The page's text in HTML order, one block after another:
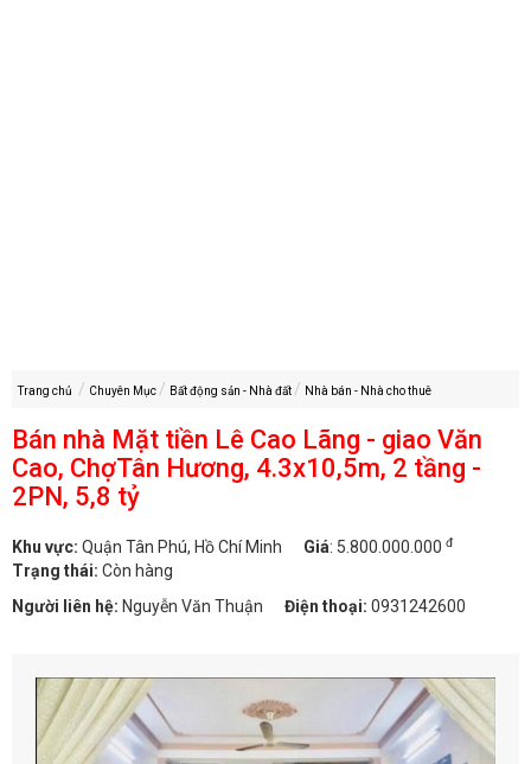
Trang chủ Chuyên Mục Bất động sản - Nhà đất Nhà bán - Nhà cho thuê
Bán nhà Mặt tiền Lê Cao Lãng - giao Văn
Cao, ChợTân Hương, 4.3x10,5m, 2 tầng -
2PN, 5,8 tỷ
Khu vực: Quận Tân Phú, Hồ Chí Minh Giá: 5.800.000.000 đ
Trạng thái: Còn hàng
Người liên hệ: Nguyễn Văn Thuận Điện thoại: 0931242600